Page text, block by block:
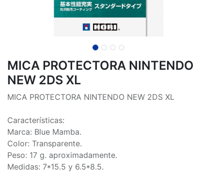
MICA PROTECTORA NINTENDO
NEW 2DS XL
MICA PROTECTORA NINTENDO NEW 2DS XL
Características:
Marca: Blue Mamba.
Color: Transparente.
Peso: 17 g. aproximadamente.
Medidas: 7*15.5 y 6.5*8.5.